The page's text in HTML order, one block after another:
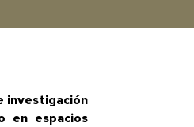
investigación
en espacios